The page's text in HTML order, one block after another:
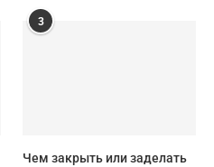
3
Чем закрыть или заделать